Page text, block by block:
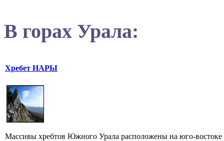
В горах Урала:
Хребет НАРЫ
Массивы хребтов Южного Урала расположены на юго-востоке